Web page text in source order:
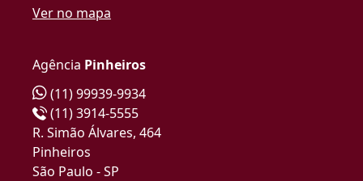
Ver no mapa
Agência Pinheiros
(11) 99939-9934
(11) 3914-5555
R. Simão Álvares, 464
Pinheiros
São Paulo - SP